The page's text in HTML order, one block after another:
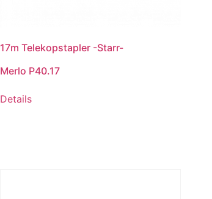
17m Telekopstapler -Starr-
Merlo P40.17
Details